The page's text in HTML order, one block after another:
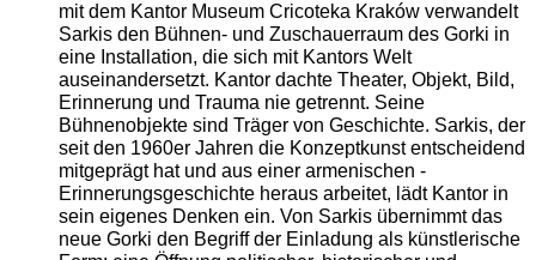
mit dem Kantor Museum Cricoteka Kraków verwandelt
Sarkis den Bühnen- und Zuschauerraum des Gorki in
eine Installation, die sich mit Kantors Welt
auseinandersetzt. Kantor dachte Theater, Objekt, Bild,
Erinnerung und Trauma nie getrennt. Seine
Bühnenobjekte sind Träger von Geschichte. Sarkis, der
seit den 1960er Jahren die Konzeptkunst entscheidend
mitgeprägt hat und aus einer armenischen ­
Erinnerungsgeschichte heraus arbeitet, lädt Kantor in
sein eigenes Denken ein. Von Sarkis übernimmt das
neue Gorki den Begriff der Einladung als künstlerische